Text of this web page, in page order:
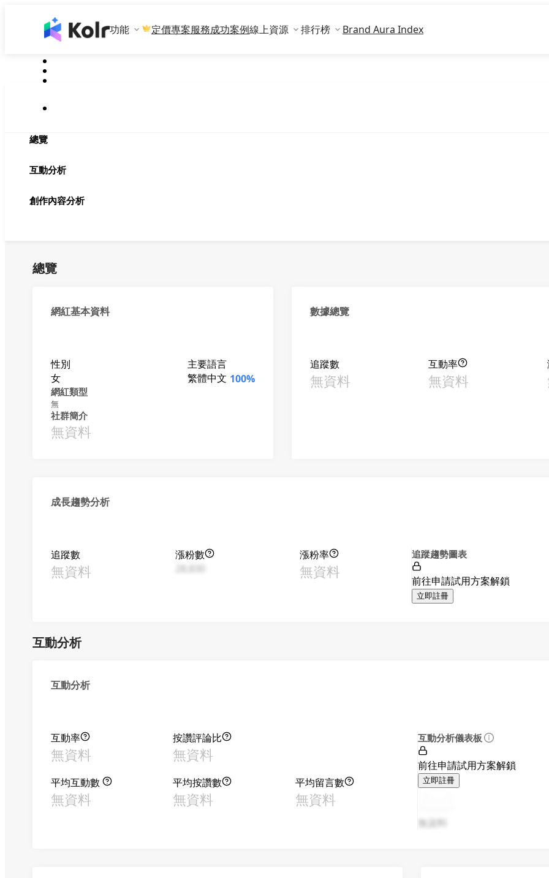
功能 定價專案服務成功案例線上資源 排行榜 Brand Aura Index
總覽
互動分析
創作內容分析
總覽
網紅基本資料
性別
女
主要語言
繁體中文 100%
網紅類型
無
社群簡介
無資料
數據總覽
追蹤數
無資料
互動率
無資料
成長趨勢分析
追蹤數
無資料
漲粉數
漲粉率
無資料
追蹤趨勢圖表
前往申請試用方案解鎖
立即註冊
互動分析
互動分析
互動率
無資料
按讚評論比
無資料
平均互動數
無資料
平均按讚數
無資料
平均留言數
無資料
互動分析儀表板
前往申請試用方案解鎖
立即註冊
無資料